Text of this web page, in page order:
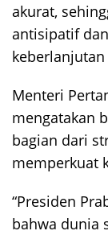
akurat,
antisipatif
Menteri
mengatakan
bagian dari
memperkuat
“Presiden
bahwa dunia